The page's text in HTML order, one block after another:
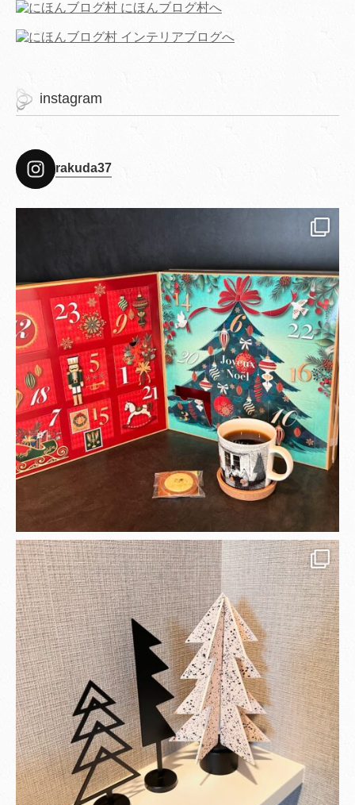
instagram
rakuda37